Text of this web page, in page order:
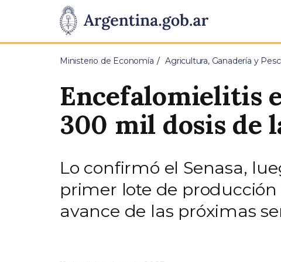
Presidencia
de
Pasar al contenido principal
Ministerio de Economía Agricultura, Ganadería y
Encefalomielitis
300 mil dosis de
Lo confirmó el Senasa,
primer lote de
avance de las próximas